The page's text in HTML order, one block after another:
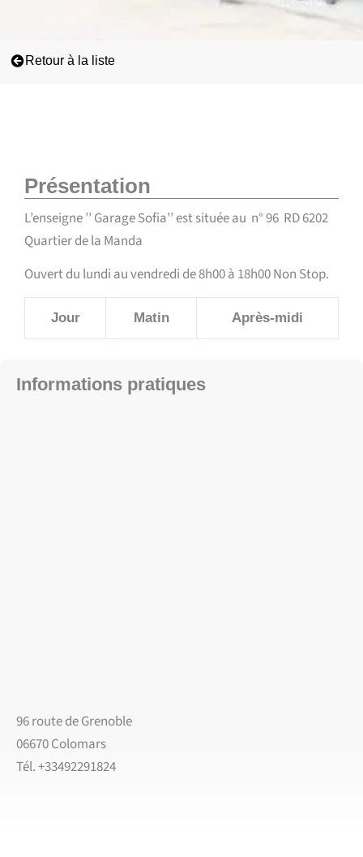
Retour à la liste
Présentation
L’enseigne ’’ Garage Sofia’’ est située au n° 96 RD 6202
Quartier de la Manda
Ouvert du lundi au vendredi de 8h00 à 18h00 Non Stop.
Jour Matin Après-midi
Informations pratiques
96 route de Grenoble
06670 Colomars
Tél. +33492291824